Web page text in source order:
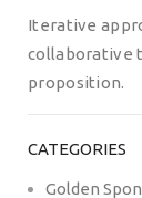
Iterative
collaborative
proposition.
CATEGORIES
Golden